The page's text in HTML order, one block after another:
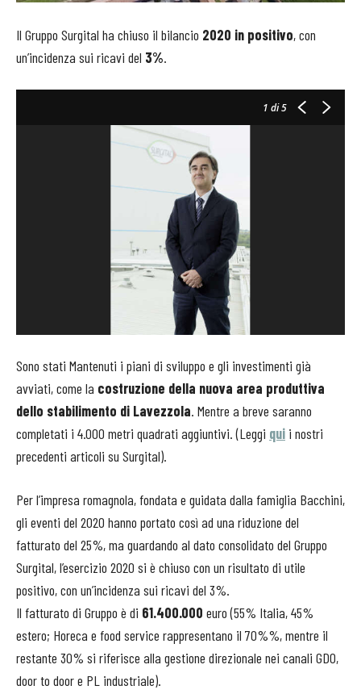
Il Gruppo Surgital ha chiuso il bilancio 2020 in positivo, con
un’incidenza sui ricavi del 3%.
1 di 5
Sono stati Mantenuti i piani di sviluppo e gli investimenti già
avviati, come la costruzione della nuova area produttiva
dello stabilimento di Lavezzola. Mentre a breve saranno
completati i 4.000 metri quadrati aggiuntivi. (Leggi qui i nostri
precedenti articoli su Surgital).
Per l’impresa romagnola, fondata e guidata dalla famiglia Bacchini,
gli eventi del 2020 hanno portato così ad una riduzione del
fatturato del 25%, ma guardando al dato consolidato del Gruppo
Surgital, l’esercizio 2020 si è chiuso con un risultato di utile
positivo, con un’incidenza sui ricavi del 3%.
Il fatturato di Gruppo è di 61.400.000 euro (55% Italia, 45%
estero; Horeca e food service rappresentano il 70%%, mentre il
restante 30% si riferisce alla gestione direzionale nei canali GDO,
door to door e PL industriale).